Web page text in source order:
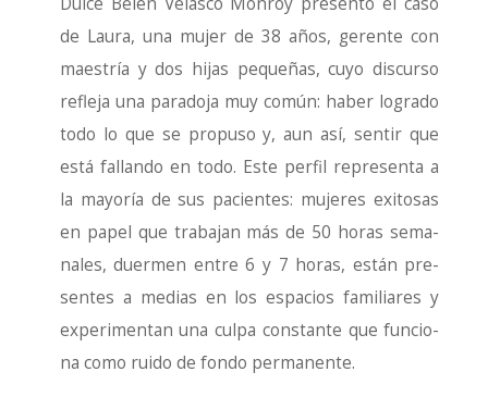
de Lau­ra, una mujer de 38 años, geren­te con
maes­tría y dos hijas peque­ñas, cuyo dis­cur­so
refle­ja una para­do­ja muy común: haber logra­do
todo lo que se pro­pu­so y, aun así, sen­tir que
está fallan­do en todo. Este per­fil repre­sen­ta a
la mayo­ría de sus pacien­tes: muje­res exi­to­sas
en papel que tra­ba­jan más de 50 horas sema­
na­les, duer­men entre 6 y 7 horas, están pre­
sen­tes a medias en los espa­cios fami­lia­res y
expe­ri­men­tan una cul­pa cons­tan­te que fun­cio­
na como rui­do de fon­do per­ma­nen­te.